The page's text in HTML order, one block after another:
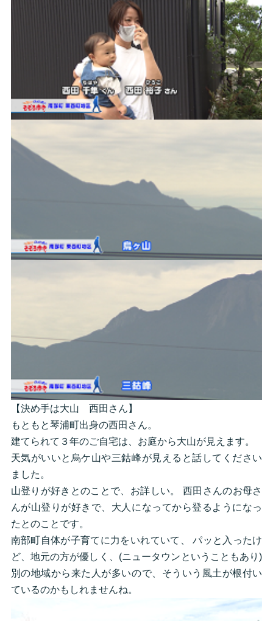
【決め手は大山 西田さん】
もともと琴浦町出身の西田さん。
建てられて３年のご自宅は、お庭から大山が見えます。
天気がいいと烏ケ山や三鈷峰が見えると話してください
ました。
山登りが好きとのことで、お詳しい。 西田さんのお母さ
んが山登りが好きで、大人になってから登るようになっ
たとのことです。
南部町自体が子育てに力をいれていて、 パッと入ったけ
ど、地元の方が優しく、(ニュータウンということもあり)
別の地域から来た人が多いので、そういう風土が根付い
ているのかもしれませんね。